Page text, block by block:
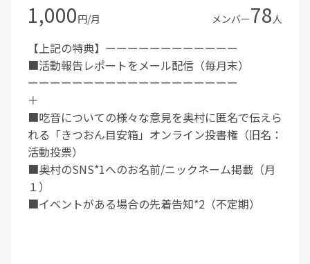
1,000円/月 メンバー78人
【上記の特典】ーーーーーーーーーーーー
■活動報告レポートをメール配信（毎月末）
ーーーーーーーーーーーーーーーーーーー
＋
■吃音についての様々な意見を奥村に匿名で伝えら
れる「きつおん目安箱」オンライン投書権（旧名：
活動投票）
■奥村のSNS*1へのお名前/ニックネーム掲載（月
１）
■イベントがある場合の先着告知*2（不定期）